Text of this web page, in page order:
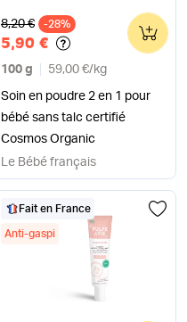
Ancien prix
8,20 € -28%
5,90 €
100 g 59,00 €/ kg
Soin en poudre 2 en 1 pour
bébé sans talc certifié
Cosmos Organic
0
Le Bébé français
Fait en France
Anti-gaspi